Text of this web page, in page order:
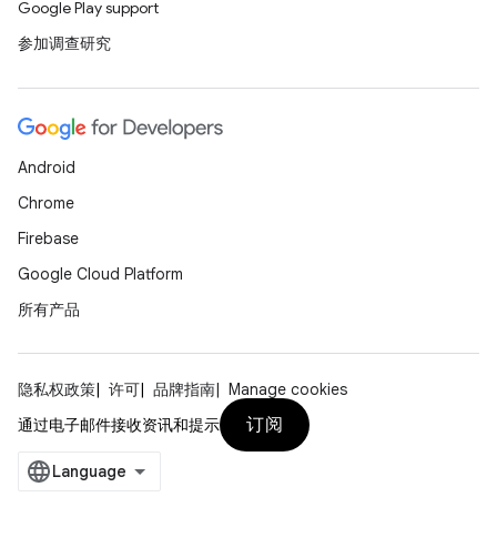
Google Play support
参加调查研究
Android
Chrome
Firebase
Google Cloud Platform
所有产品
隐私权政策 许可 品牌指南
Manage cookies
通过电子邮件接收资讯和提示
订阅